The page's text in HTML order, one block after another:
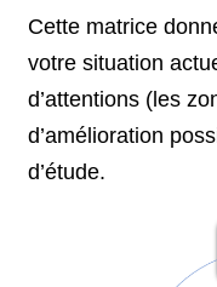
Cette matrice
votre situation
d’attentions (les
d’amélioration
d’étude.